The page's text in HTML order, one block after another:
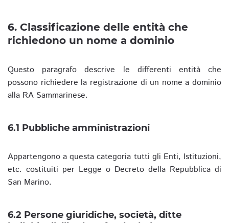
6. Classificazione delle entità che
richiedono un nome a dominio
Questo paragrafo descrive le differenti entità che
possono richiedere la registrazione di un nome a dominio
alla RA Sammarinese.
6.1 Pubbliche amministrazioni
Appartengono a questa categoria tutti gli Enti, Istituzioni,
etc. costituiti per Legge o Decreto della Repubblica di
San Marino.
6.2 Persone giuridiche, società, ditte